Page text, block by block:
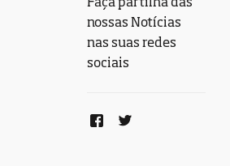
nossas Notícias
nas suas redes
sociais